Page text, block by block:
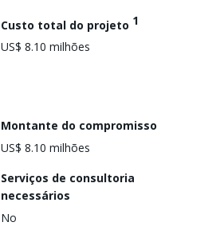
Custo total do projeto 1
US$ 8.10 milhões
Montante do compromisso
US$ 8.10 milhões
Serviços de consultoria
necessários
No